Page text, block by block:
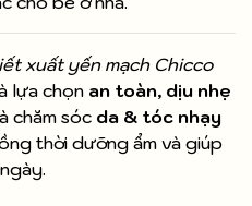
xuất yến mạch Chicco
lựa chọn an toàn, dịu nhẹ
chăm sóc da & tóc nhạy
thời dưỡng ẩm và giúp